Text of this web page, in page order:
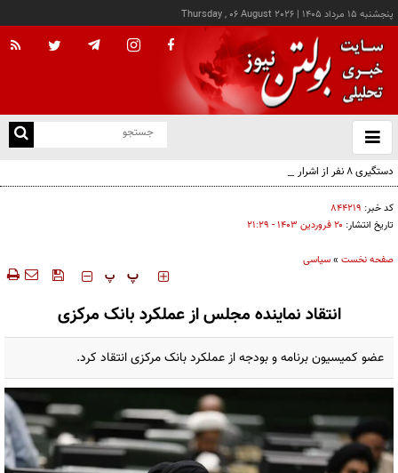
پنجشنبه ۱۵ مرداد ۱۴۰۵ |
Thursday , 06 August 2026
باز
و
دستگیری ۸ نفر از اشرار مسلح شاخص و مرتبطین گروهک‌های تروریستی
کد خبر: ۸۴۴۲۱۹
تاریخ انتشار: ۲۰ فروردين ۱۴۰۳ - ۲۱:۲۹
صفحه نخست »سیاسی
‍‍‍ پ پ
انتقاد نماینده مجلس از عملکرد بانک مرکزی
عضو کمیسیون برنامه و بودجه از عملکرد بانک مرکزی انتقاد کرد.